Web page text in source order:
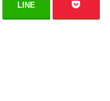
LINE